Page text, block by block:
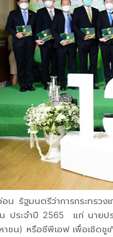
น รัฐมนตรีว่าการกระทรว
น ประจำปี 2565 แก่ นาย
าชน) หรือซีพีเอฟ เพื่อเชิด